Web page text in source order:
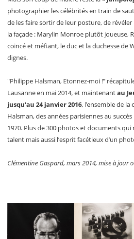
photographier les célébrités en train de
de les faire sortir de leur posture, de
la façade : Marylin Monroe plutôt joueuse,
coincé et méfiant, le duc et la duchesse de
dignes.
"Philippe Halsman, Etonnez-moi !"
Lausanne en mai 2014, et maintenantau
jusqu'au 24 janvier 2016, l’ensemble de
Halsman, des années parisiennes au
1970. Plus de 300 photos et documents
talent mais aussi l’esprit facétieux d’un
Clémentine Gaspard, mars 2014, mise à jour